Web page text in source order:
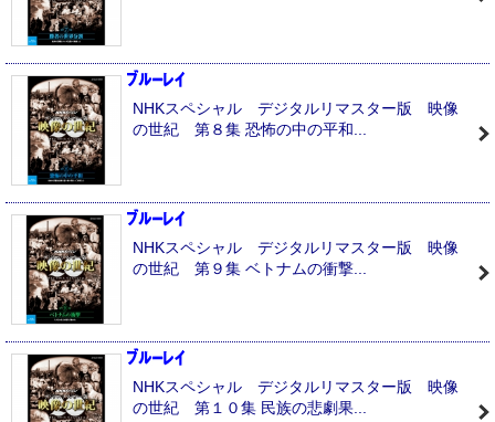
NHKスペシャル デジタルリマスター版 映像
の世紀 第８集 恐怖の中の平和...
NHKスペシャル デジタルリマスター版 映像
の世紀 第９集 ベトナムの衝撃...
NHKスペシャル デジタルリマスター版 映像
の世紀 第１０集 民族の悲劇果...